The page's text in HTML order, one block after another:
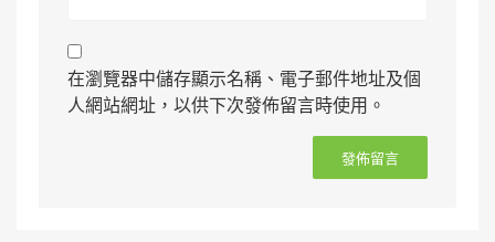
在瀏覽器中儲存顯示名稱、電子郵件地址及個
人網站網址，以供下次發佈留言時使用。